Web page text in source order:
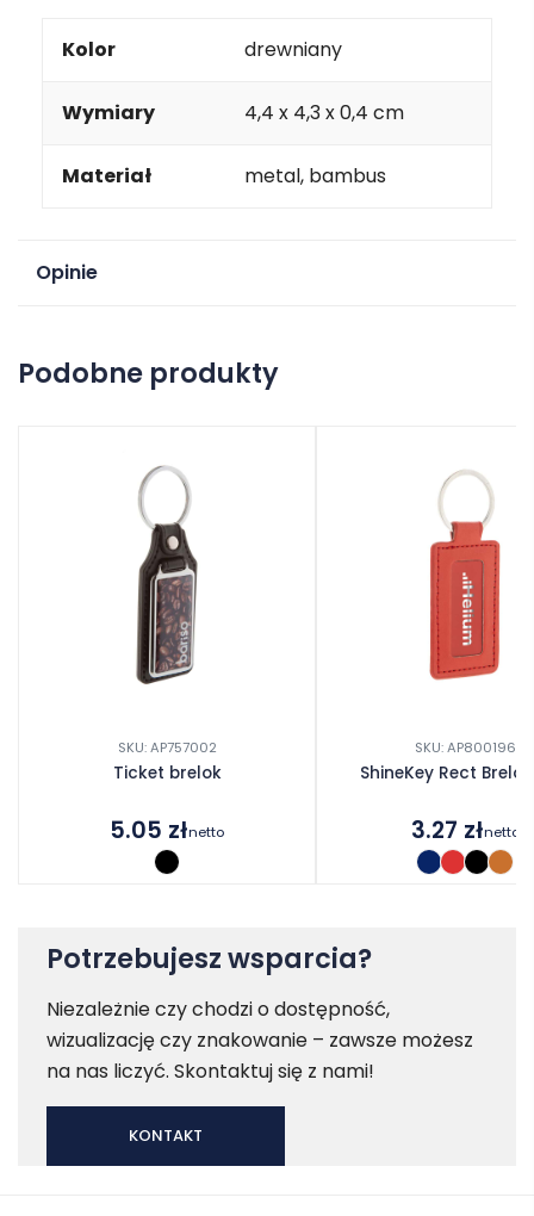
Kolor drewniany
Wymiary 4,4 x 4,3 x 0,4 cm
Materiał metal, bambus
Opinie
Podobne produkty
SKU: AP757002
Ticket brelok
5.05 złnetto
SKU: AP800196
ShineKey Rect Brelok
3.27 złnetto
Potrzebujesz wsparcia?
Niezależnie czy chodzi o dostępność,
wizualizację czy znakowanie – zawsze możesz
na nas liczyć. Skontaktuj się z nami!
KONTAKT